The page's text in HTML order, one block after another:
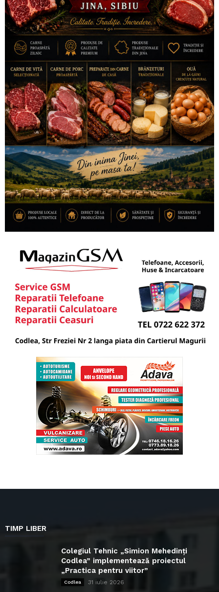
TIMP LIBER
Colegiul Tehnic „Simion Mehedinți
Codlea” implementează proiectul
„Practica pentru viitor”
Codlea 31 iulie 2026